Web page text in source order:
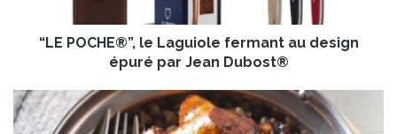
e
L
“LE POCHE®”, le Laguiole fermant au design
épuré par Jean Dubost®
S
a